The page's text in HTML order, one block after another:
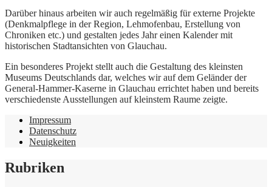
Darüber hinaus arbeiten wir auch regelmäßig für externe Projekte
(Denkmalpflege in der Region, Lehmofenbau, Erstellung von
Chroniken etc.) und gestalten jedes Jahr einen Kalender mit
historischen Stadtansichten von Glauchau.
Ein besonderes Projekt stellt auch die Gestaltung des kleinsten
Museums Deutschlands dar, welches wir auf dem Geländer der
General-Hammer-Kaserne in Glauchau errichtet haben und bereits
verschiedenste Ausstellungen auf kleinstem Raume zeigte.
Impressum
Datenschutz
Neuigkeiten
Rubriken